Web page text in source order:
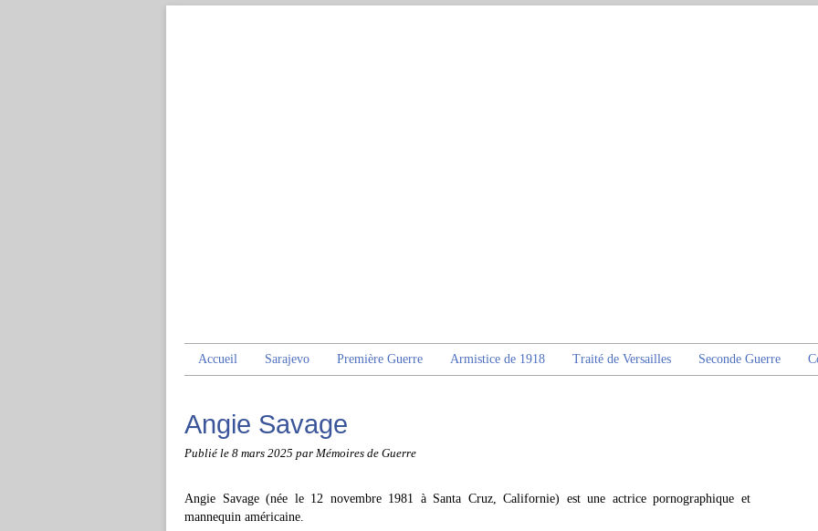
Accueil Sarajevo Première Guerre Armistice de 1918 Traité de Versailles Seconde Guerre
Angie Savage
Publié le 8 mars 2025 par Mémoires de Guerre
Angie Savage (née le 12 novembre 1981 à Santa Cruz, Californie) est une actrice pornographique et
mannequin américaine.